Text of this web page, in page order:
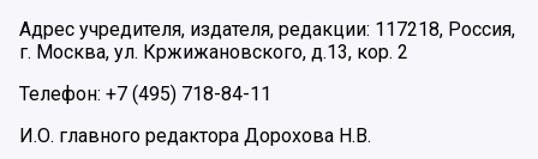
Адрес учредителя, издателя, редакции: 117218, Россия,
г. Москва, ул. Кржижановского, д.13, кор. 2
Телефон: +7 (495) 718-84-11
И.О. главного редактора Дорохова Н.В.